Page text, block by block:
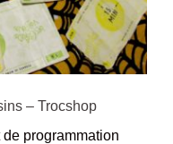
– Trocshop
de programmation